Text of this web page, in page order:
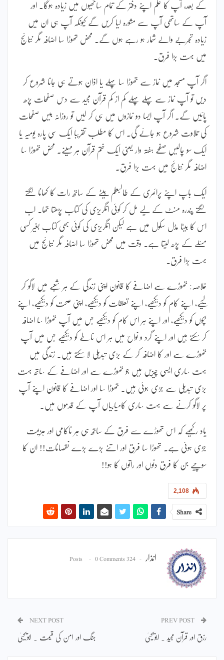
کے بعد، آپ کا علم اپنے دفتر کے تمام ساتھیوں میں زیادہ ہوگا۔ اور
آپ کے ساتھی آپ سے مشورہ لیا کریں گے کیونکہ آپ ہی ان میں
زیادہ تجربے والے شمار ہو رہے ہوں گے۔ محض تھوڑا سا اضافہ مگر نتائج
میں بہت بڑا فرق۔
اگر آپ مسجد میں نماز سے تھوڑا سا پہلے یا اذان ہوتے ہی جانا شروع کر
دیں تو آپ نماز سے پہلے پہلے کم از کم قرآن مجید سے دس صفحات پڑھ
پائیں گے۔ اگر آپ ایسا دو نمازوں میں ہی کر لیں تو روزانہ بیس صفحات
کی تلاوت شروع ہو جائے گی۔ اس کا مطلب تقریبا ایک سی پارہ یومیہ یا
ایک سو چالیس صفحے ہفتہ وار یعنی ایک ختم قرآن ہر مہینے۔ محض تھوڑا سا
اضافہ مگر نتائج میں بہت بڑا فرق۔
ایک باپ اپنے پرائمری کے طالبعلم بیٹے کے ساتھ رات کا کھانا لگتے
لگتے پندرہ منٹ کے لیے مل کر کوئی انگریزی کی کتاب پڑھتا تھا۔ اب
اس کا بیٹا مڈل سکول میں ہے لیکن انگریزی کی کوئی بھی کتاب بغیر کسی
مسئلے کے پڑھ لیتا ہے۔ وقت میں محض تھوڑا سا اضافہ مگر نتائج میں
بہت بڑا فرق۔
خلاصہ: تھوڑے سے اضافے کا قانون اپنی زندگی کے ہر شعبے میں لاگو کر
لیجیے، اپنے کام کو دیکھیے، اپنے تعلقات کو دیکھیے، اپنی صحت کو دیکھیے، اپنے
بچوں کو دیکھیے، اور اپنے ہر اس کام کو دیکھیے جس میں آپ تھوڑا سا اضافہ
کر سکتے ہیں اور اپنے گرد و نواح میں ہر اس ناطے کو دیکھیے جس میں آپ
تھوڑے سے اور کا اضافہ کر کے بڑی تبدیلی لا سکتے ہیں۔ زندگی میں
بہت ساری ایسی چیزیں ہیں جو تھوڑے سے اور اضافے کے ساتھ بہت
بڑی تبدیلی سے جڑی ہوئی ہیں۔ تھوڑا سا اور اضافے کا قانون اپنے آپ
پر لاگو کرنے سے بہت ساری کامیابیاں آپ کے قدموں میں۔
یاد رکھیے کہ اس تھوڑے سے فرق کے ساتھ ہی ہر ناکامی اور ہزیمت
جڑی ہوئی ہے۔ تھوڑا سا فرق اور اتنے بڑے بڑے نقصانات!! ان کا
سوچیے جن کا فرق دنوں اور راتوں کا ہو!!
2,108
Share
انذار 324 Posts
0 Comments
رزق اور قرآن مجید ۔ ابویحییٰ
NEXT POST
جنگ اور امن کی قیمت ۔ ابویحییٰ